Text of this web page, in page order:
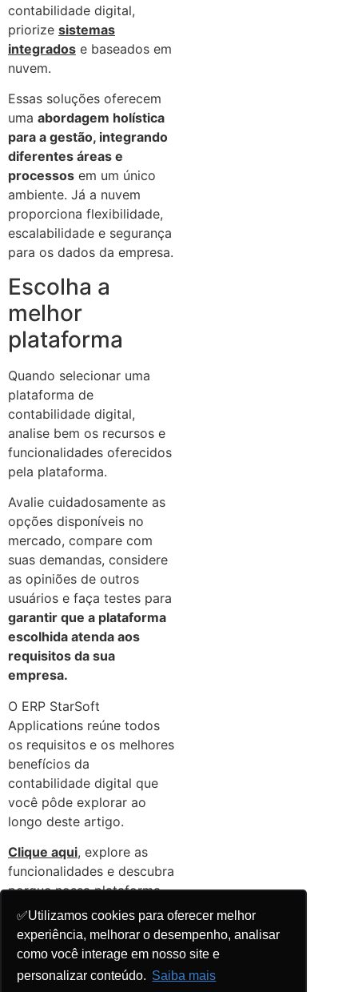
✅Utilizamos cookies para oferecer melhor
experiência, melhorar o desempenho, analisar
como você interage em nosso site e
personalizar conteúdo. Saiba mais
contabilidade digital,
priorize sistemas
integrados e baseados em
nuvem.
Essas soluções oferecem
uma abordagem holística
para a gestão, integrando
diferentes áreas e
processos em um único
ambiente. Já a nuvem
proporciona flexibilidade,
escalabilidade e segurança
para os dados da empresa.
Escolha a
melhor
plataforma
Quando selecionar uma
plataforma de
contabilidade digital,
analise bem os recursos e
funcionalidades oferecidos
pela plataforma.
Avalie cuidadosamente as
opções disponíveis no
mercado, compare com
suas demandas, considere
as opiniões de outros
usuários e faça testes para
garantir que a plataforma
escolhida atenda aos
requisitos da sua
empresa.
O ERP StarSoft
Applications reúne todos
os requisitos e os melhores
benefícios da
contabilidade digital que
você pôde explorar ao
longo deste artigo.
Clique aqui, explore as
funcionalidades e descubra
porque nossa plataforma
em nuvem conta com a
aprovação de 95% de
nossos mais de 400